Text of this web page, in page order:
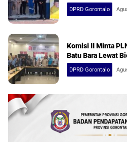
DPRD Gorontalo
Komisi II Minta
Batu Bara Lewat
DPRD Gorontalo